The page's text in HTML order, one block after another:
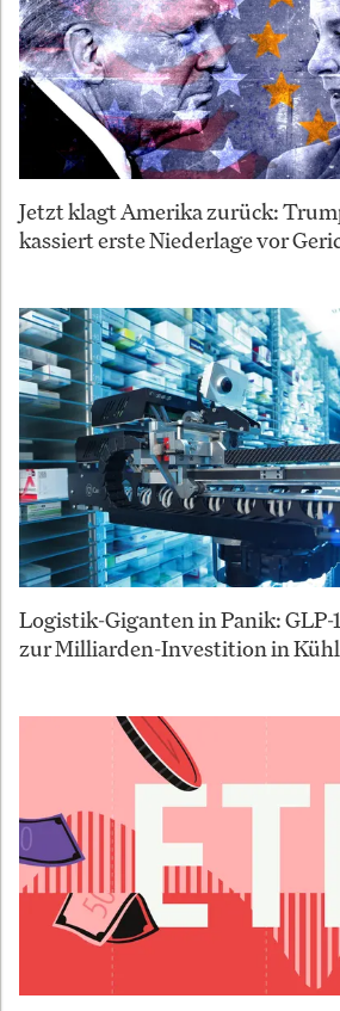
Jetzt klagt Amerika zurück:
kassiert erste Niederlage vor
Logistik-Giganten in Panik: GLP-
zur Milliarden-Investition in